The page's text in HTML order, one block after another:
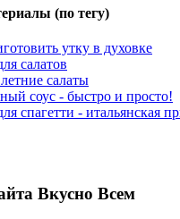
(по тегу)
утку в духовке
салатов
салаты
соус - быстро и просто!
спагетти - итальянская
Вкусно Всем